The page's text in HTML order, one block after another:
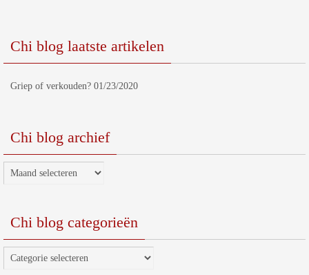
Chi blog laatste artikelen
Griep of verkouden? 01/23/2020
Chi blog archief
Chi
blog
Chi blog categorieën
Chi
blog